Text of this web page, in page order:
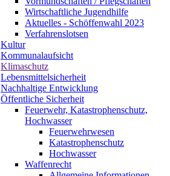
Wirtschaftliche Jugendhilfe
Aktuelles - Schöffenwahl 2023
Verfahrenslotsen
Kultur
Kommunalaufsicht
Klimaschutz
Lebensmittelsicherheit
Nachhaltige Entwicklung
Öffentliche Sicherheit
Feuerwehr, Katastrophenschutz,
Hochwasser
Feuerwehrwesen
Katastrophenschutz
Hochwasser
Waffenrecht